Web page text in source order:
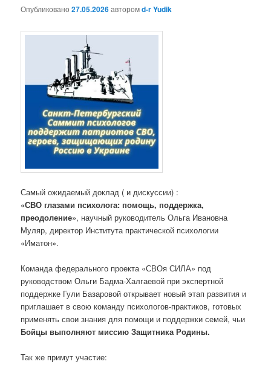
Опубликовано27.05.2026авторомd-r Yudik
Самый ожидаемый доклад ( и дискуссии) :
«СВО глазами психолога: помощь, поддержка,
преодоление», научный руководитель Ольга Ивановна
Муляр, директор Института практической психологии
«Иматон».
Команда федерального проекта «СВОя СИЛА» под
руководством Ольги Бадма-Халгаевой при экспертной
поддержке Гули Базаровой открывает новый этап развития и
приглашает в свою команду психологов-практиков, готовых
применять свои знания для помощи и поддержки семей, чьи
Бойцы выполняют миссию Защитника Родины.
Так же примут участие: